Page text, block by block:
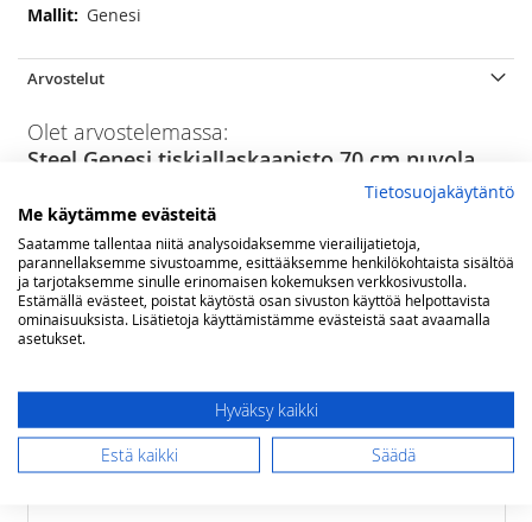
Genesi
Arvostelut
Olet arvostelemassa:
Steel Genesi tiskiallaskaapisto 70 cm nuvola
1
star
2
stars
3
stars
4
stars
5
stars
Nimimerkki
Yhteenveto
Tietosuojakäytäntö
Me käytämme evästeitä
Saatamme tallentaa niitä analysoidaksemme vierailijatietoja,
parannellaksemme sivustoamme, esittääksemme henkilökohtaista sisältöä
ja tarjotaksemme sinulle erinomaisen kokemuksen verkkosivustolla.
Estämällä evästeet, poistat käytöstä osan sivuston käyttöä helpottavista
ominaisuuksista. Lisätietoja käyttämistämme evästeistä saat avaamalla
asetukset.
Hyväksy kaikki
Estä kaikki Säädä